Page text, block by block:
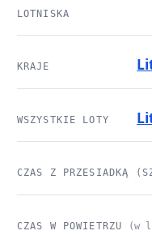
LOTNISKA
KRAJE
WSZYSTKIE LOTY
CZAS Z PRZESIADKĄ
CZAS W POWIETRZU (w